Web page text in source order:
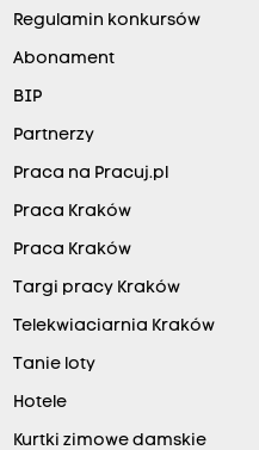
Regulamin konkursów
Abonament
BIP
Partnerzy
Praca na Pracuj.pl
Praca Kraków
Praca Kraków
Targi pracy Kraków
Telekwiaciarnia Kraków
Tanie loty
Hotele
Kurtki zimowe damskie